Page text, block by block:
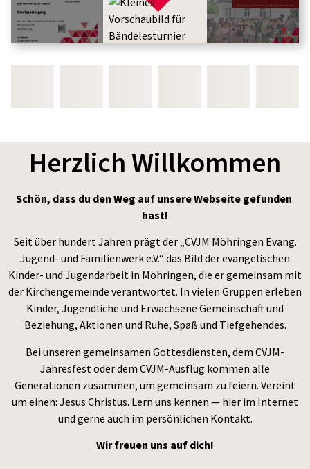
Herzlich Willkommen
Schön, dass du den Weg auf unsere Webseite gefunden
hast!
Seit über hundert Jahren prägt der „CVJM Möhringen Evang.
Jugend- und Familienwerk e.V.“ das Bild der evangelischen
Kinder- und Jugendarbeit in Möhringen, die er gemeinsam mit
der Kirchengemeinde verantwortet. In vielen Gruppen erleben
Kinder, Jugendliche und Erwachsene Gemeinschaft und
Beziehung, Aktionen und Ruhe, Spaß und Tiefgehendes.
Bei unseren gemeinsamen Gottesdiensten, dem CVJM-
Jahresfest oder dem CVJM-Ausflug kommen alle
Generationen zusammen, um gemeinsam zu feiern. Vereint
um einen: Jesus Christus. Lern uns kennen — hier im Internet
und gerne auch im persönlichen Kontakt.
Wir freuen uns auf dich!